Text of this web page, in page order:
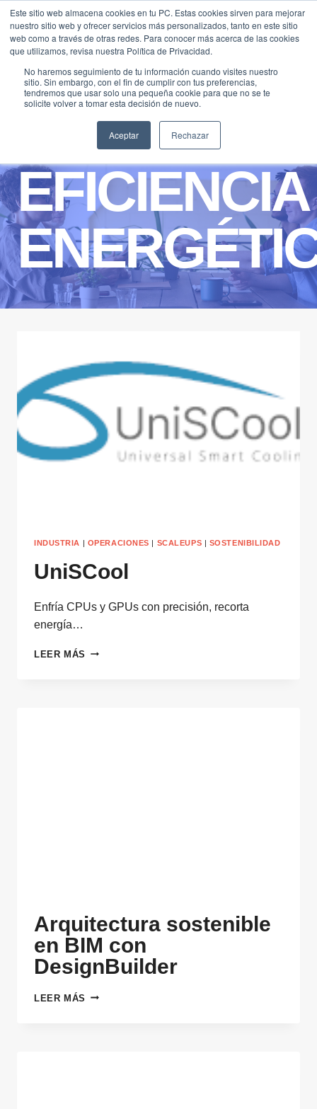
Este sitio web almacena cookies en tu PC. Estas cookies sirven para mejorar
nuestro sitio web y ofrecer servicios más personalizados, tanto en este sitio
web como a través de otras redes. Para conocer más acerca de las cookies
que utilizamos, revisa nuestra Política de Privacidad.
No haremos seguimiento de tu información cuando visites nuestro
sitio. Sin embargo, con el fin de cumplir con tus preferencias,
tendremos que usar solo una pequeña cookie para que no se te
solicite volver a tomar esta decisión de nuevo.
Aceptar Rechazar
Saltar
contenido
EFICIENCIA
INDUSTRIA | OPERACIONES | SCALEUPS | SOSTENIBILIDAD
UniSCool
Enfría CPUs y GPUs con precisión, recorta
energía…
LEER MÁS UNISCOOL
Arquitectura sostenible
en BIM con
DesignBuilder
LEER MÁS ARQUITECTURA
Traducir »